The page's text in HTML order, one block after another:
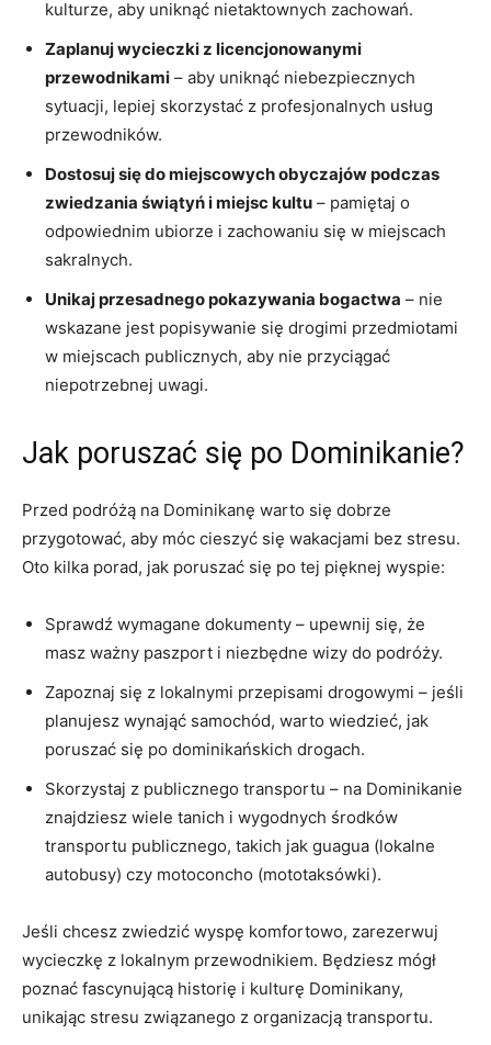
kulturze, aby uniknąć ‌nietaktownych zachowań.
Zaplanuj wycieczki z licencjonowanymi
przewodnikami –⁣ aby uniknąć niebezpiecznych
sytuacji, lepiej skorzystać z profesjonalnych usług‍
przewodników.
Dostosuj się do miejscowych obyczajów podczas
zwiedzania świątyń‍ i miejsc kultu – pamiętaj o
odpowiednim ⁤ubiorze i zachowaniu się w miejscach
sakralnych.
Unikaj przesadnego pokazywania bogactwa – nie
wskazane⁣ jest popisywanie‍ się drogimi‌ przedmiotami
w miejscach publicznych, aby nie przyciągać
niepotrzebnej uwagi.
Jak poruszać się po Dominikanie?
Przed podróżą na Dominikanę warto się dobrze
przygotować, aby móc cieszyć się wakacjami bez stresu.
Oto​ kilka porad, jak poruszać się ‌po tej pięknej wyspie:
Sprawdź wymagane dokumenty ​– upewnij się, że ​
masz ważny paszport⁢ i⁢ niezbędne ​wizy do podróży.
Zapoznaj ​się z lokalnymi‌ przepisami‌ drogowymi⁣ – jeśli‌
planujesz wynająć samochód, warto wiedzieć, jak
poruszać się​ po ‌dominikańskich drogach.
Skorzystaj z publicznego ​transportu – na Dominikanie
znajdziesz wiele tanich i wygodnych środków
transportu publicznego, takich ⁢jak ‌guagua (lokalne
autobusy) czy motoconcho (mototaksówki).
Jeśli chcesz zwiedzić wyspę komfortowo,‍ zarezerwuj
wycieczkę z lokalnym​ przewodnikiem. Będziesz mógł
poznać fascynującą historię i ⁣kulturę Dominikany,
unikając stresu⁤ związanego z organizacją ‍transportu.